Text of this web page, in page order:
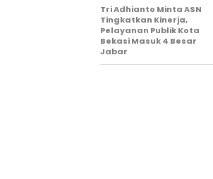
Tri Adhianto Minta ASN
Tingkatkan Kinerja,
Pelayanan Publik Kota
Bekasi Masuk 4 Besar
Jabar